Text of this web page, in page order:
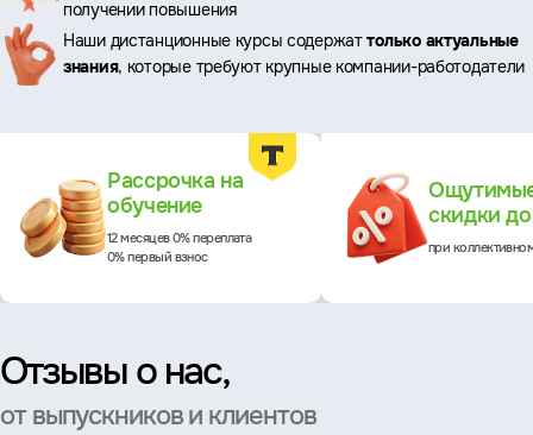
получении повышения
Наши дистанционные курсы содержаттолько актуальные
знания, которые требуют крупные компании-работодатели
Рассрочка на
обучение
12 месяцев 0% переплата
0% первый взнос
скидки
при
Отзывы о нас,
от выпускников и клиентов